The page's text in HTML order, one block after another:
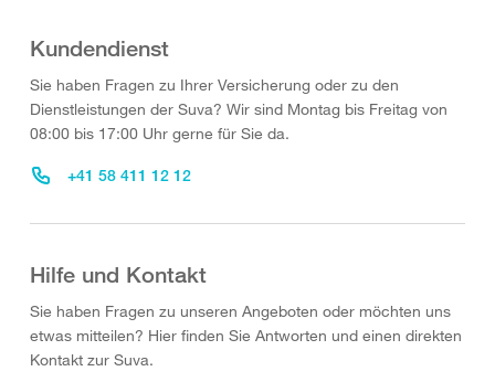
Kundendienst
Sie haben Fragen zu Ihrer Versicherung oder zu den
Dienstleistungen der Suva? Wir sind Montag bis Freitag von
08:00 bis 17:00 Uhr gerne für Sie da.
+41 58 411 12 12
Hilfe und Kontakt
Sie haben Fragen zu unseren Angeboten oder möchten uns
etwas mitteilen? Hier finden Sie Antworten und einen direkten
Kontakt zur Suva.